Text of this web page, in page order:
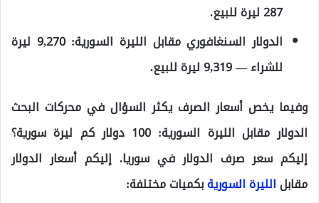
287 ليرة للبيع.
الدولار السنغافوري مقابل الليرة السورية: 9,270 ليرة
للشراء — 9,319 ليرة للبيع.
وفيما يخص أسعار الصرف يكثر السؤال في محركات البحث
الدولار مقابل الليرة السورية: 100 دولار كم ليرة سورية
؟
إليكم سعر صرف الدولار في سوريا. إليكم أسعار الدولار
مقابلالليرة السوريةبكميات مختلفة: